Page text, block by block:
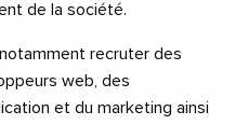
de la société.
recruter des
web, des
et du marketing ainsi